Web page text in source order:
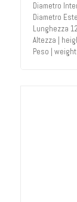
Diametro
Diametro
Lunghezza
Altezza |
Peso |